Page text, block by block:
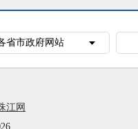
省市政府网站
江网